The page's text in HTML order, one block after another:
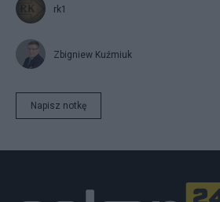
rk1
Zbigniew Kuźmiuk
Napisz notkę